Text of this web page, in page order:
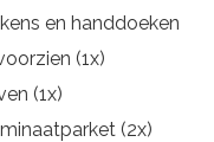
en handdoeken
(1x)
(1x)
(2x)